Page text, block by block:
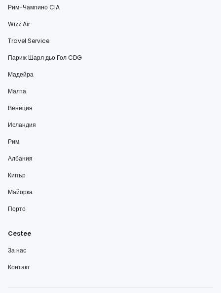
Рим-Чампино CIA
Wizz Air
Travel Service
Париж Шарл дьо Гол CDG
Мадейра
Малта
Венеция
Исландия
Рим
Албания
Кипър
Майорка
Порто
Cestee
За нас
Контакт